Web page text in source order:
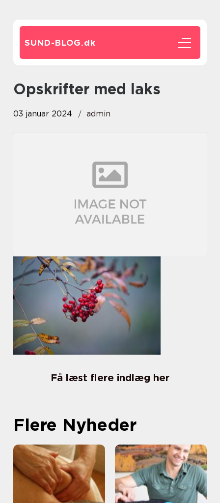
SUND-BLOG.dk
opskrifter med laks
03 januar 2024 admin
Få læst flere indlæg her
Flere Nyheder